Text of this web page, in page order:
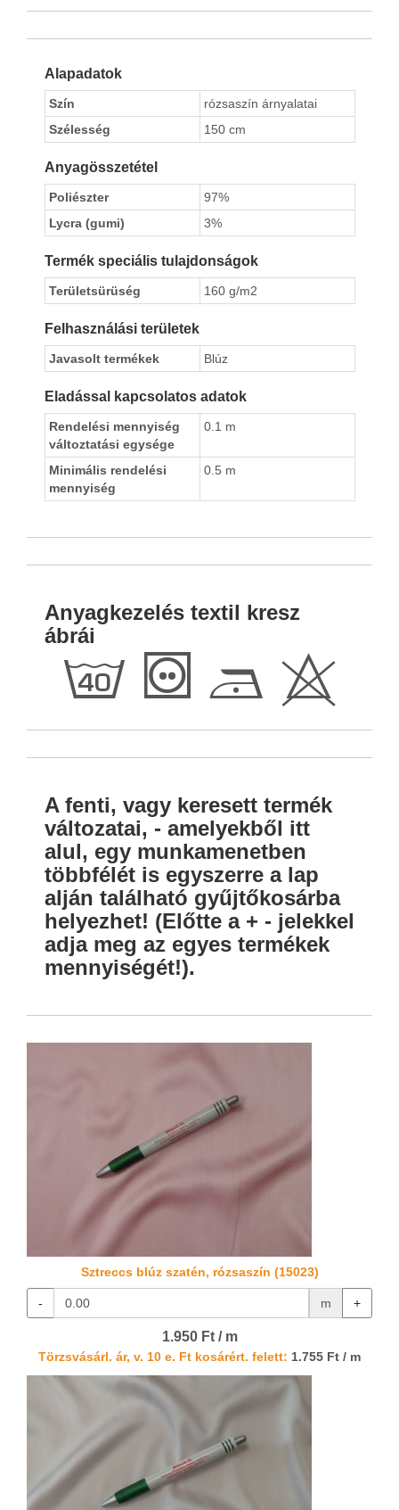
Alapadatok
Szín
rózsaszín árnyalatai
Szélesség
150 cm
Anyagösszetétel
Poliészter
97%
Lycra (gumi)
3%
Termék speciális tulajdonságok
Területsürüség 160 g/m2
Felhasználási területek
Javasolt termékek Blúz
Eladással kapcsolatos adatok
Rendelési mennyiség
változtatási egysége
0.1 m
Minimális rendelési
mennyiség
0.5 m
Anyagkezelés textil kresz
ábrái
h T D H
A fenti, vagy keresett termék
változatai, - amelyekből itt
alul, egy munkamenetben
többfélét is egyszerre a lap
alján található gyűjtőkosárba
helyezhet! (Előtte a + - jelekkel
adja meg az egyes termékek
mennyiségét!).
Sztreccs blúz szatén, rózsaszín (15023)
- m +
1.950 Ft / m
Törzsvásárl. ár, v. 10 e. Ft kosárért. felett: 1.755 Ft / m